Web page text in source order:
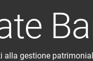
alla gestione